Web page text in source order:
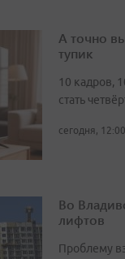
А точно
тупик
10 кадров,
стать
сегодня, 12:00
Во
лифтов
Проблему